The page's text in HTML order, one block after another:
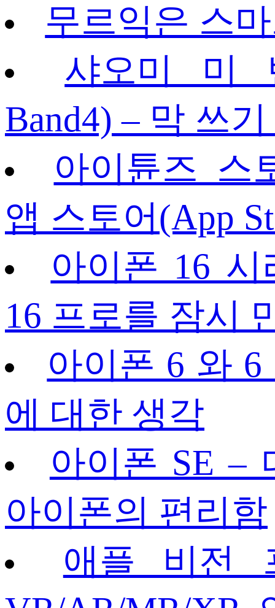
무르익은 스
샤오미 미
Band4) – 막 쓰
아이튠즈 스
앱 스토어(App
아이폰 16
16 프로를 잠시
아이폰 6 와
에 대한 생각
아이폰 SE –
아이폰의 편리함
애플 비전